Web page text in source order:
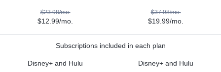
$23.98/mo.
$12.99/mo.
$37.98/mo.
$19.99/mo.
Subscriptions included in each plan
Disney+ and Hulu Disney+ and Hulu